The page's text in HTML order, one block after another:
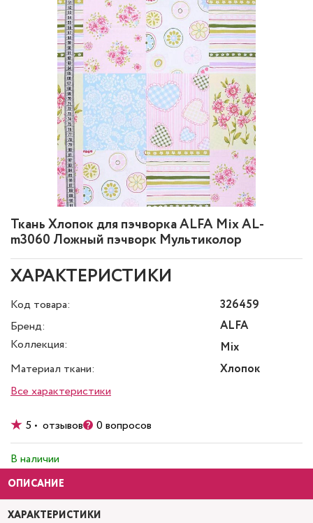
Ткань Хлопок для пэчворка ALFA Mix AL-
m3060 Ложный пэчворк Мультиколор
ХАРАКТЕРИСТИКИ
Код товара:
326459
Бренд:
ALFA
Коллекция:
Mix
Материал ткани:
Хлопок
Все характеристики
5 • отзывов 0 вопросов
В наличии
ОПИСАНИЕ
ХАРАКТЕРИСТИКИ